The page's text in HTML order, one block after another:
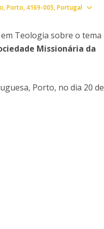
Porto 4169-005 Portugal
Teologia sobre o tema
Missionária da
Porto, no dia 20 de